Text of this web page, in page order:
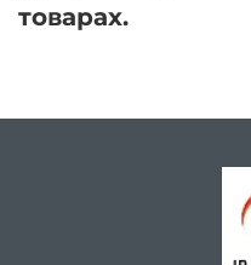
товарах.